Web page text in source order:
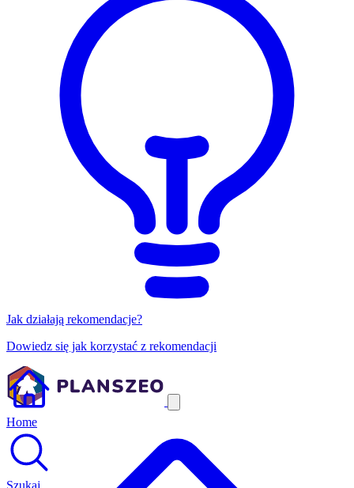
Jak działają rekomendacje?
Dowiedz się jak korzystać z rekomendacji
Home
Szukaj